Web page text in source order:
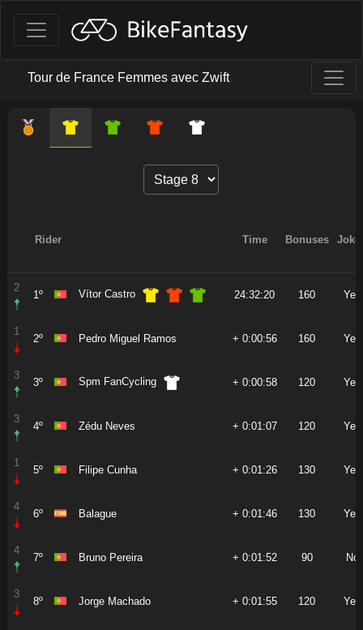
Tour de France Femmes avec Zwift
Rider Time Bonuses
2
1º Vítor Castro 24:32:20 160 Yes
1
2º Pedro Miguel Ramos + 0:00:56 160 Yes
3
3º Spm FanCycling + 0:00:58 120 Yes
3
4º Zédu Neves + 0:01:07 120 Yes
1
5º Filipe Cunha + 0:01:26 130 Yes
4
6º Balague + 0:01:46 130 Yes
4
7º Bruno Pereira + 0:01:52 90 No
3
8º Jorge Machado + 0:01:55 120 Yes